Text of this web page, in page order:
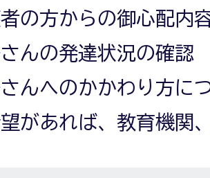
の方からの御心配内
んの発達状況の確認
んへのかかわり方に
があれば、教育機関